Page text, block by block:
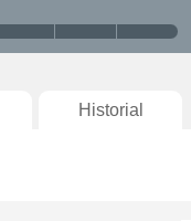
Historial